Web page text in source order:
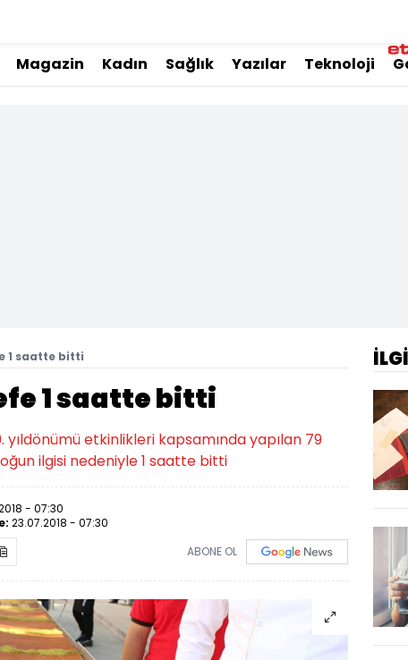
Magazin Kadın Sağlık Yazılar Teknoloji
1 saatte bitti
1 saatte bitti
yıldönümü etkinlikleri kapsamında yapılan 79
ilgisi nedeniyle 1 saatte bitti
- 07:30
23.07.2018 - 07:30
ABONE OL